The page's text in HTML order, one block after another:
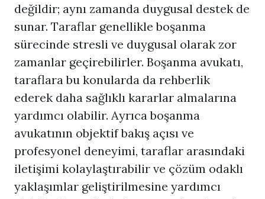
değildir; aynı zamanda duygusal destek de
sunar. Taraflar genellikle boşanma
sürecinde stresli ve duygusal olarak zor
zamanlar geçirebilirler. Boşanma avukatı,
taraflara bu konularda da rehberlik
ederek daha sağlıklı kararlar almalarına
yardımcı olabilir. Ayrıcaboşanma
avukatının objektif bakış açısı ve
profesyonel deneyimi, taraflar arasındaki
iletişimi kolaylaştırabilir ve çözüm odaklı
yaklaşımlar geliştirilmesine yardımcı